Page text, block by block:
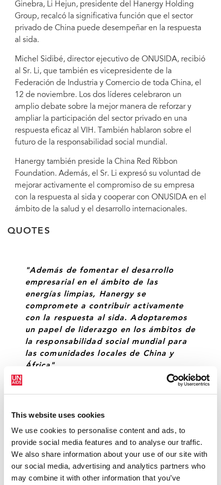
This website uses cookies
We use cookies to personalise content and ads, to
provide social media features and to analyse our traffic.
We also share information about your use of our site with
our social media, advertising and analytics partners who
may combine it with other information that you’ve
también es vicepresidente de la Federación de Industria y Comercio
de toda China, el 12 de noviembre.
Ginebra, Li Hejun, presidente del Hanergy Holding
Group, recalcó la significativa función que el sector
privado de China puede desempeñar en la respuesta
al sida.
Michel Sidibé, director ejecutivo de ONUSIDA, recibió
al Sr. Li, que también es vicepresidente de la
Federación de Industria y Comercio de toda China, el
12 de noviembre. Los dos líderes celebraron un
amplio debate sobre la mejor manera de reforzar y
ampliar la participación del sector privado en una
respuesta eficaz al VIH. También hablaron sobre el
futuro de la responsabilidad social mundial.
Hanergy también preside la China Red Ribbon
Foundation. Además, el Sr. Li expresó su voluntad de
mejorar activamente el compromiso de su empresa
con la respuesta al sida y cooperar con ONUSIDA en el
ámbito de la salud y el desarrollo internacionales.
QUOTES
"Además de fomentar el desarrollo
empresarial en el ámbito de las
energías limpias, Hanergy se
compromete a contribuir activamente
con la respuesta al sida. Adoptaremos
un papel de liderazgo en los ámbitos de
la responsabilidad social mundial para
las comunidades locales de China y
África".
"El presidente Li Hejun es un ejemplo
estimulante de la función mundial única
que el sector privado puede tener para
contribuir a acabar con la epidemia del